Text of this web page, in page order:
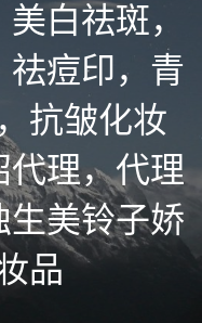
白祛斑，
痘印，青
抗皱化妆
理，代理
美铃子娇
品